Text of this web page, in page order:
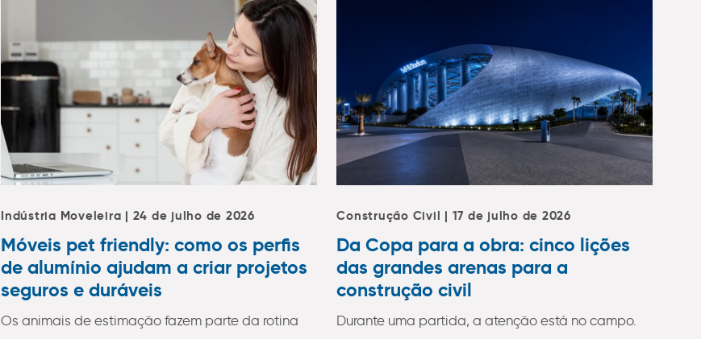
Indústria Moveleira | 24 de julho de 2026
Móveis pet friendly: como os perfis
de alumínio ajudam a criar projetos
seguros e duráveis
Os animais de estimação fazem parte da rotina
Construção Civil | 17 de julho de 2026
Da Copa para a obra: cinco lições
das grandes arenas para a
construção civil
Durante uma partida, a atenção está no campo.